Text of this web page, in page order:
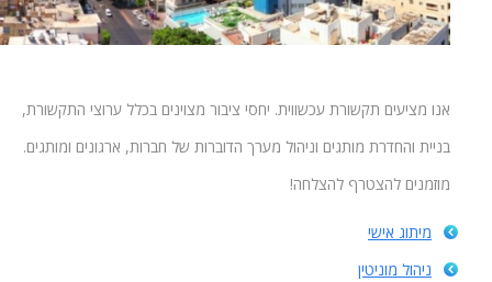
אנו מציעים תקשורת עכשווית. יחסי ציבור מצוינים בכלל ערוצי התקשורת,
בניית והחדרת מותגים וניהול מערך הדוברות של חברות, ארגונים ומותגים.
מוזמנים להצטרף להצלחה!
מיתוג אישי
ניהול מוניטין